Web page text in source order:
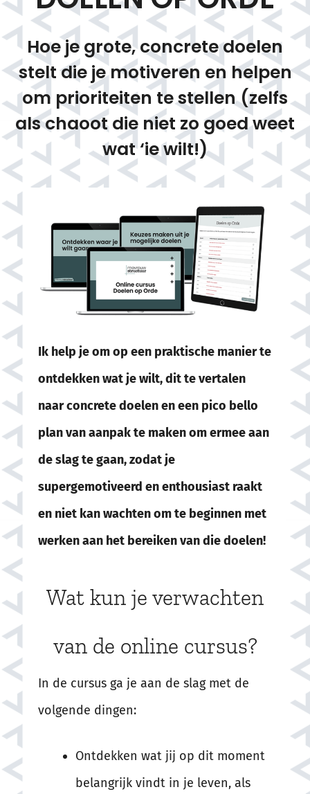
Hoe je grote, concrete doelen
stelt die je motiveren en helpen
om prioriteiten te stellen (zelfs
als chaoot die niet zo goed weet
wat ‘ie wilt!)
Ik help je om op een praktische manier te
ontdekken wat je wilt, dit te vertalen
naar concrete doelen en een pico bello
plan van aanpak te maken om ermee aan
de slag te gaan, zodat je
supergemotiveerd en enthousiast raakt
en niet kan wachten om te beginnen met
werken aan het bereiken van die doelen!
Wat kun je verwachten
van de online cursus?
In de cursus ga je aan de slag met de
volgende dingen:
Ontdekken wat jij op dit moment
belangrijk vindt in je leven, als